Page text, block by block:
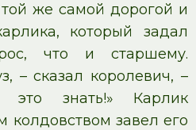
же самой дорогой и
который задал
что и старшему.
– сказал королевич, –
знать!» Карлик
колдовством завел его